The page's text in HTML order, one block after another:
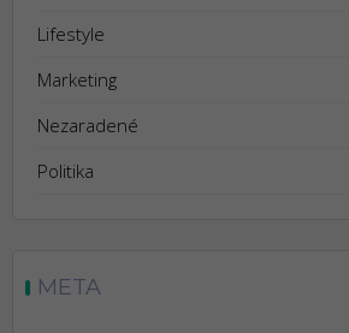
Lifestyle
Marketing
Nezaradené
Politika
META